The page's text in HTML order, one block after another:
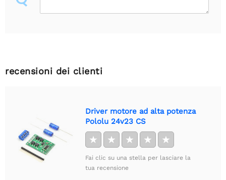
recensioni dei clienti
Driver motore ad alta potenza
Pololu 24v23 CS
★ ★ ★ ★ ★
Fai clic su una stella per lasciare la
tua recensione